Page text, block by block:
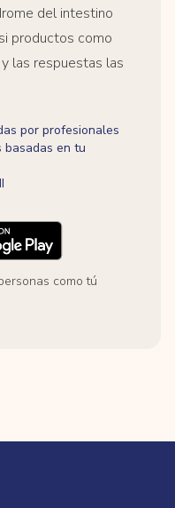
del intestino
productos como
las respuestas las
por profesionales
basadas en tu
como tú